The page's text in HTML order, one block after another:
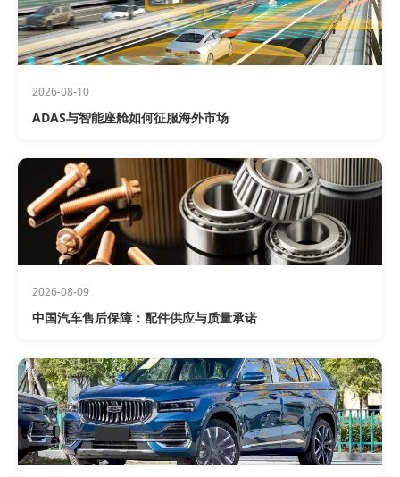
2026-08-10
ADAS与智能座舱如何征服海外市场
2026-08-09
中国汽车售后保障：配件供应与质量承诺